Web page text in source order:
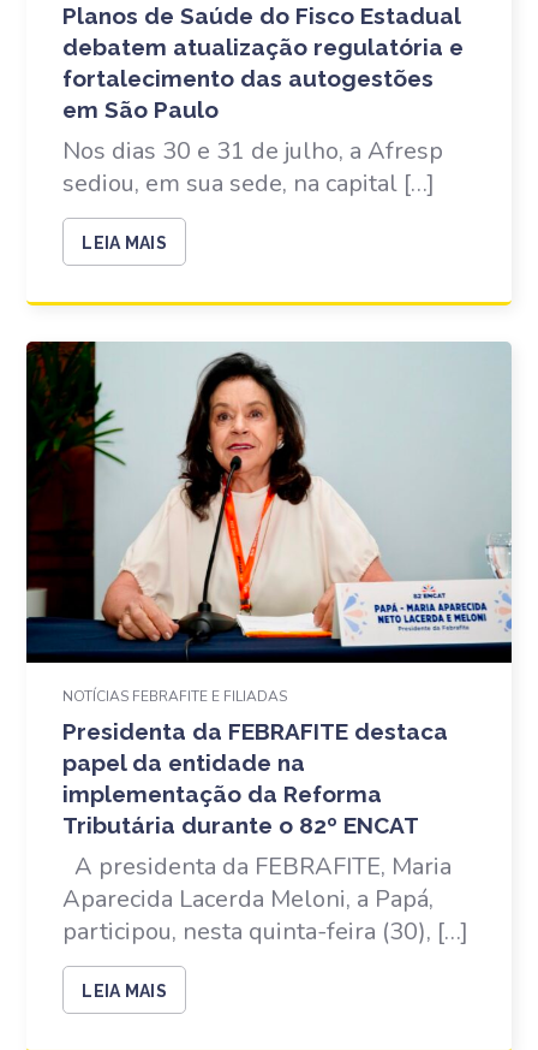
Planos de Saúde do Fisco Estadual
debatem atualização regulatória e
fortalecimento das autogestões
em São Paulo
Nos dias 30 e 31 de julho, a Afresp
sediou, em sua sede, na capital […]
LEIA MAIS
NOTÍCIAS FEBRAFITE E FILIADAS
Presidenta da FEBRAFITE destaca
papel da entidade na
implementação da Reforma
Tributária durante o 82º ENCAT
A presidenta da FEBRAFITE, Maria
Aparecida Lacerda Meloni, a Papá,
participou, nesta quinta-feira (30), […]
LEIA MAIS